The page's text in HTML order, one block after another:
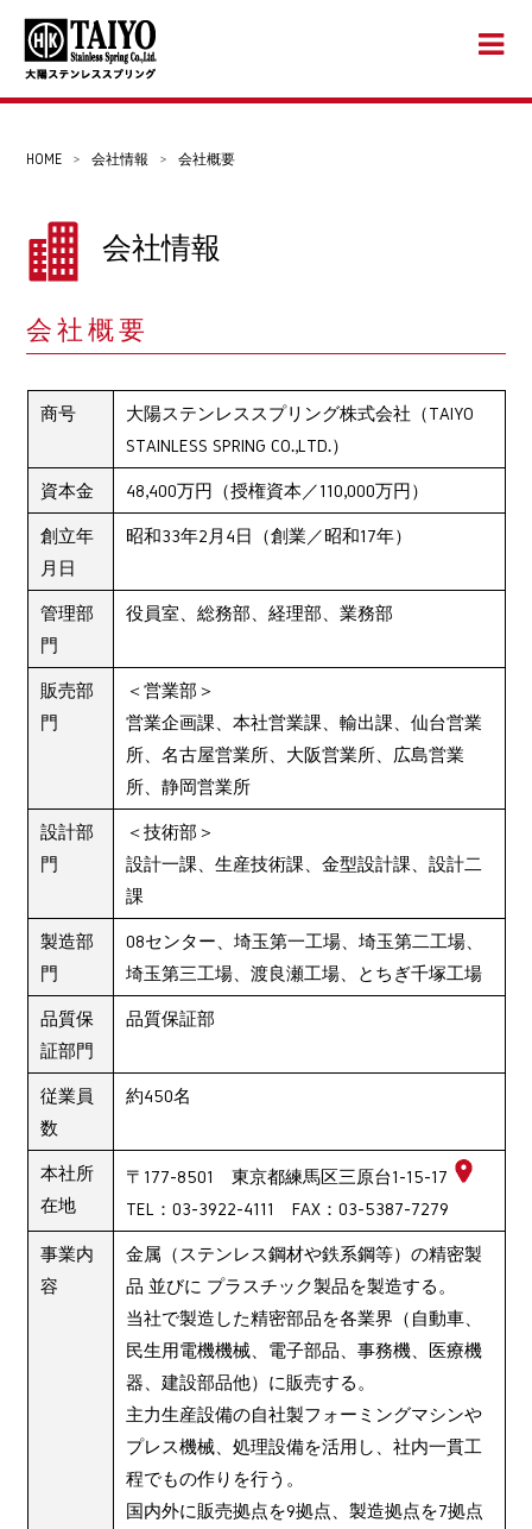
HOME > 会社情報 > 会社概要
会社情報
会社概要
商号
大陽ステンレススプリング株式会社（TAIYO
STAINLESS SPRING CO.,LTD.）
資本金 48,400万円（授権資本／110,000万円）
創立年
月日
昭和33年2月4日（創業／昭和17年）
管理部
門
役員室、総務部、経理部、業務部
販売部
門
＜営業部＞
営業企画課、本社営業課、輸出課、仙台営業
所、名古屋営業所、大阪営業所、広島営業
所、静岡営業所
設計部
門
＜技術部＞
設計一課、生産技術課、金型設計課、設計二
課
製造部
門
08センター、埼玉第一工場、埼玉第二工場、
埼玉第三工場、渡良瀬工場、とちぎ千塚工場
品質保
証部門
品質保証部
従業員
数
約450名
本社所
在地
〒177-8501 東京都練馬区三原台1-15-17
TEL：03-3922-4111 FAX：03-5387-7279
事業内
容
金属（ステンレス鋼材や鉄系鋼等）の精密製
品 並びに プラスチック製品を製造する。
当社で製造した精密部品を各業界（自動車、
民生用電機機械、電子部品、事務機、医療機
器、建設部品他）に販売する。
主力生産設備の自社製フォーミングマシンや
プレス機械、処理設備を活用し、社内一貫工
程でもの作りを行う。
国内外に販売拠点を9拠点、製造拠点を7拠点